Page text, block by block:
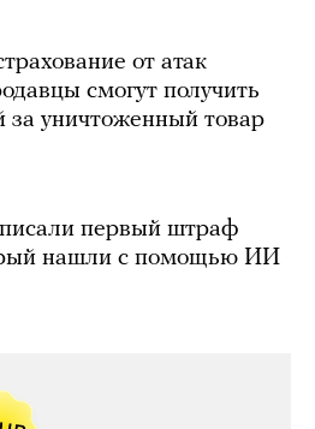
от атак
смогут получить
за уничтоженный товар
первый штраф
нашли с помощью ИИ